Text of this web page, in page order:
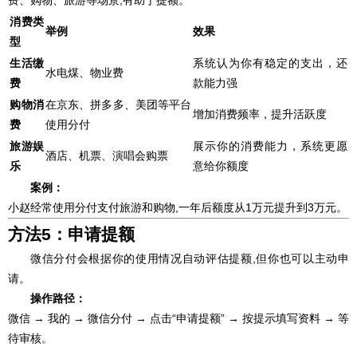
消费类
型
举例 效果
生活缴
费
水电煤、物业费
系统认为你有稳定的支出，还
款能力强
购物消
费
在京东、拼多多、美团等平台
使用分付
增加消费频率，提升活跃度
旅游娱
乐
酒店、机票、演唱会购票
展示你的消费能力，系统更愿
意给你额度
案例：
小赵经常使用分付支付旅游和购物,一年后额度从1万元提升到3万元。
方法5：申请提额
微信分付会根据你的使用情况自动评估提额,但你也可以主动申
请。
操作路径：
微信 → 我的 → 微信分付 → 点击“申请提额” → 按提示填写资料 → 等
待审核。